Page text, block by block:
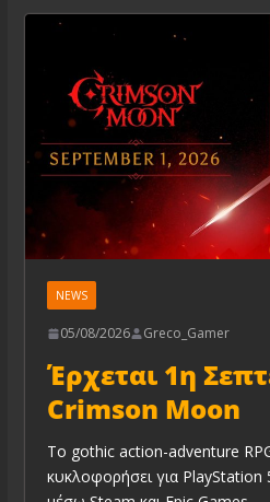
NEWS
05/08/2026 Greco_Gamer
Έρχεται 1η
Crimson Moon
Το gothic action-adventure
κυκλοφορήσει για PlayStation